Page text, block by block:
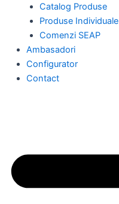
Catalog Produse
Produse Individuale
Comenzi SEAP
Ambasadori
Configurator
Contact